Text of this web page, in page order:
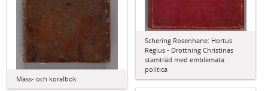
Schering Rosenhane: Hortus
Regius - Drottning Christinas
stamträd med emblemata
politica
Mäss- och koralbok